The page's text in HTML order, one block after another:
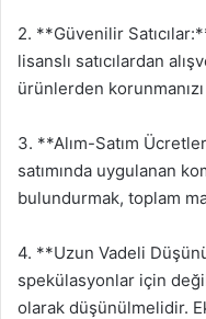
2. **Güvenilir
lisanslı satıcılardan
ürünlerden
3. **Alım-Satım
satımında uygulanan
bulundurmak, toplam
4. **Uzun Vadeli
spekülasyonlar için
olarak düşünülmelidir.